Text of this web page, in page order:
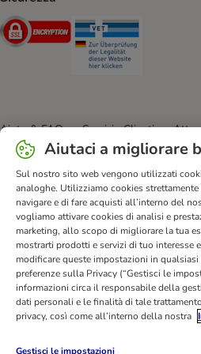
Security
Aiuto & FAQ Servizio Clienti
Atto
Condizioni di vendita
Informazioni
Newsletter
Spese e tempi di
Modulo tipo di recesso
Disposizioni
Opt-out
Programma fedeltà
Dichiarazione di accessibilità
bitiba GmbH2026
Aiutaci a migliorare
Sul nostro sito web vengono utilizzati
analoghe. Utilizziamo cookies
navigare e di fare acquisti all’interno del
vogliamo attivare cookies di analisi e
marketing, allo scopo di migliorare la tua
mostrarti prodotti e servizi di tuo interesse
modificare queste impostazioni in
preferenze sulla Privacy (“Gestisci le
informazioni circa il responsabile della
dati personali e le finalità di tale
privacy, così come all’interno della nostra
Gestisci le impostazioni